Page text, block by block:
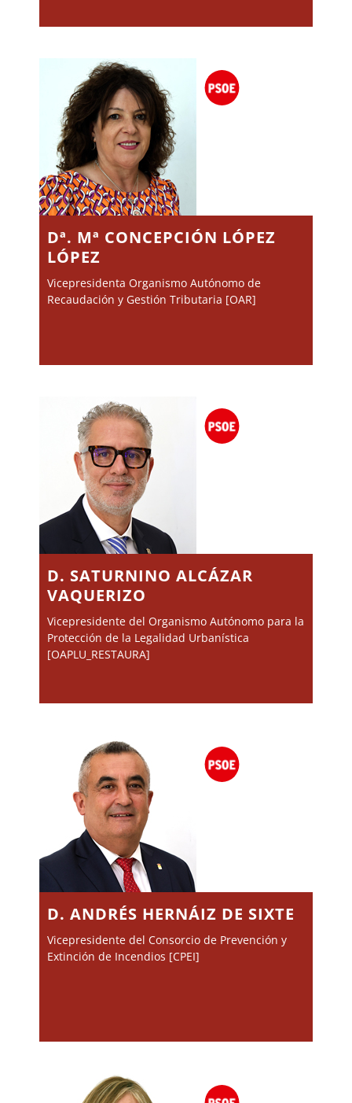
Dª. Mª CONCEPCIÓN LÓPEZ
LÓPEZ
Vicepresidenta Organismo Autónomo de
Recaudación y Gestión Tributaria [OAR]
D. SATURNINO ALCÁZAR
VAQUERIZO
Vicepresidente del Organismo Autónomo para la
Protección de la Legalidad Urbanística
[OAPLU_RESTAURA]
D. ANDRÉS HERNÁIZ DE SIXTE
Vicepresidente del Consorcio de Prevención y
Extinción de Incendios [CPEI]